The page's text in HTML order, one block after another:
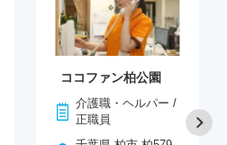
ココファン柏公園
介護職・ヘルパー /
正職員